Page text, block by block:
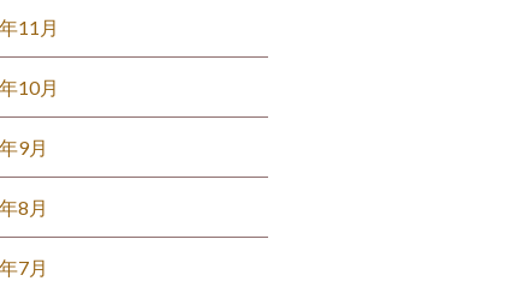
11月
10月
9月
8月
7月